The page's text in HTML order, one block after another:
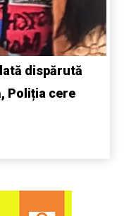
dispărută
Poliția cere